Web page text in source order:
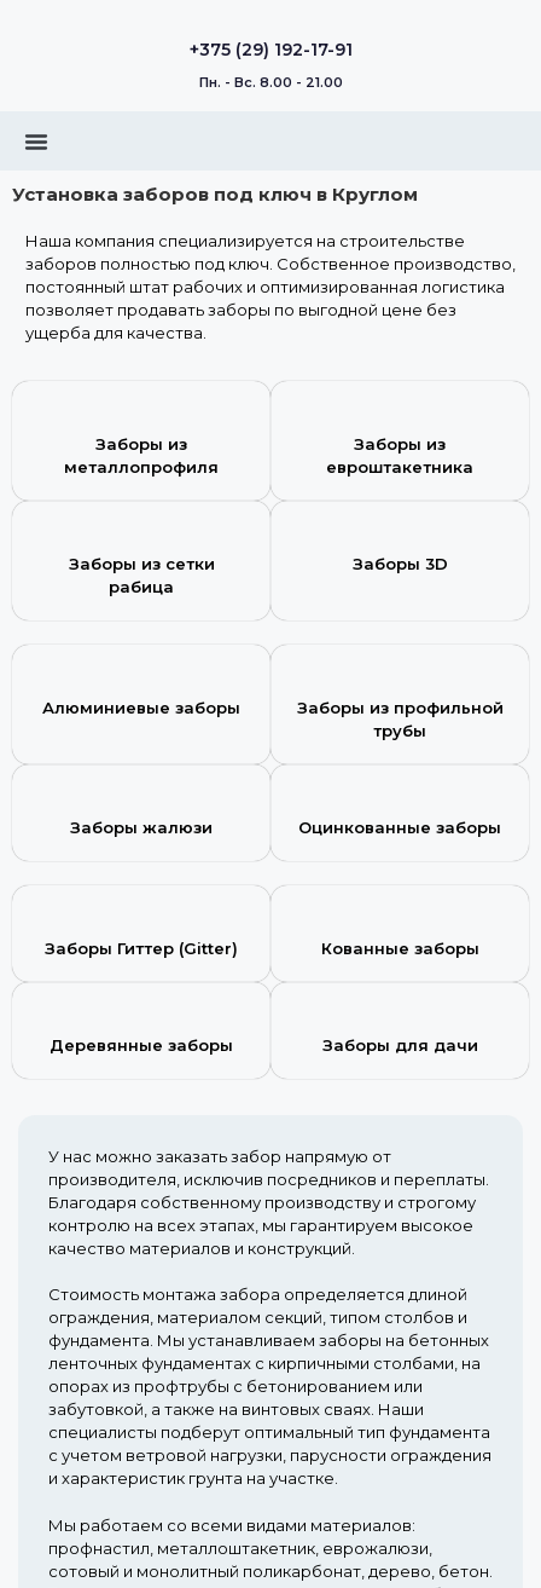
+375 (29) 192-17-91
Пн. - Вс. 8.00 - 21.00
Установка заборов под ключ в Круглом
Наша компания специализируется на строительстве
заборов полностью под ключ. Собственное производство,
постоянный штат рабочих и оптимизированная логистика
позволяет продавать заборы по выгодной цене без
ущерба для качества.
Заборы из
металлопрофиля
Заборы из
евроштакетника
Заборы из сетки
рабица
Заборы 3D
Алюминиевые заборы
Заборы из профильной
трубы
Заборы жалюзи Оцинкованные заборы
Заборы Гиттер (Gitter) Кованные заборы
Деревянные заборы Заборы для дачи
У нас можно заказать забор напрямую от
производителя, исключив посредников и переплаты.
Благодаря собственному производству и строгому
контролю на всех этапах, мы гарантируем высокое
качество материалов и конструкций.
Стоимость монтажа забора определяется длиной
ограждения, материалом секций, типом столбов и
фундамента. Мы устанавливаем заборы на бетонных
ленточных фундаментах с кирпичными столбами, на
опорах из профтрубы с бетонированием или
забутовкой, а также на винтовых сваях. Наши
специалисты подберут оптимальный тип фундамента
с учетом ветровой нагрузки, парусности ограждения
и характеристик грунта на участке.
Мы работаем со всеми видами материалов:
профнастил, металлоштакетник, еврожалюзи,
сотовый и монолитный поликарбонат, дерево, бетон.